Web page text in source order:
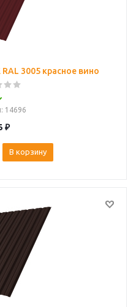
3005 красное вино
: 14696
₽
В корзину